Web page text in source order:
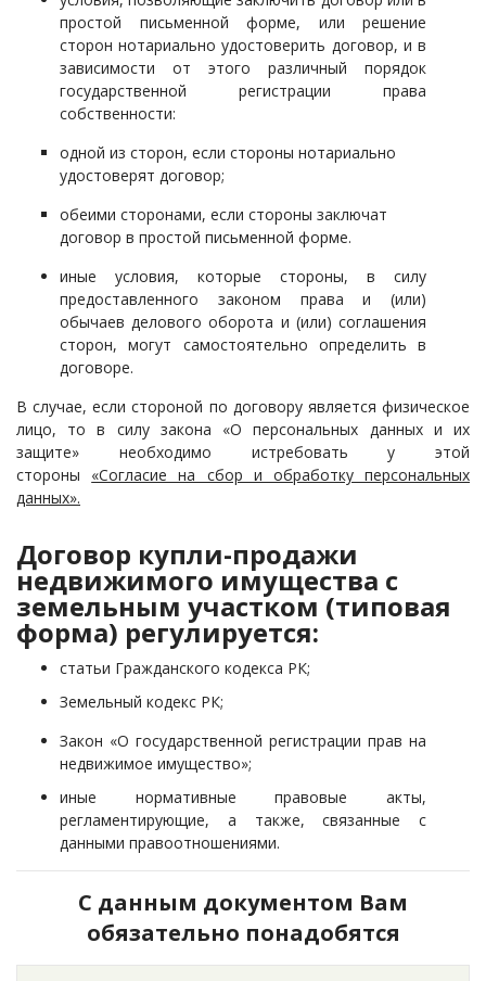
простой письменной форме, или решение
сторон нотариально удостоверить договор, и в
зависимости от этого различный порядок
государственной регистрации права
собственности:
одной из сторон, если стороны нотариально
удостоверят договор;
обеими сторонами, если стороны заключат
договор в простой письменной форме.
иные условия, которые стороны, в силу
предоставленного законом права и (или)
обычаев делового оборота и (или) соглашения
сторон, могут самостоятельно определить в
договоре.
В случае, если стороной по договору является физическое
лицо, то в силу закона «О персональных данных и их
защите» необходимо истребовать у этой
стороны «Согласие на сбор и обработку персональных
данных».
Договор купли-продажи
недвижимого имущества с
земельным участком (типовая
форма) регулируется:
статьи Гражданского кодекса РК;
Земельный кодекс РК;
Закон «О государственной регистрации прав на
недвижимое имущество»;
иные нормативные правовые акты,
регламентирующие, а также, связанные с
данными правоотношениями.
С данным документом Вам
обязательно понадобятся